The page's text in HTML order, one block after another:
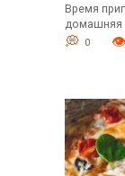
Время
домашняя
0